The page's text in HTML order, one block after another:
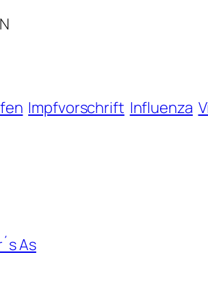
Impfvorschrift Influenza
As